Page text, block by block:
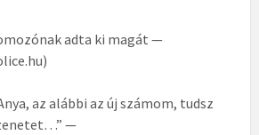
adta ki magát —
az alábbi az új számom, tudsz
—